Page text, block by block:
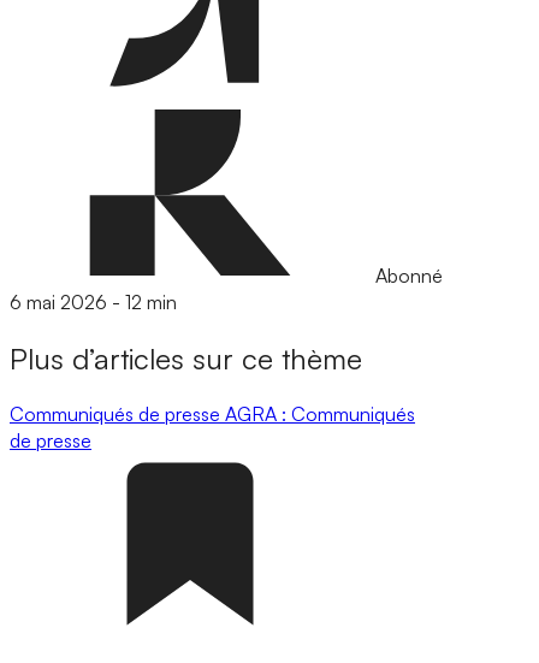
Abonné
6 mai 2026 - 12 min
Plus d’articles sur ce thème
Communiqués de presse AGRA : Communiqués
de presse